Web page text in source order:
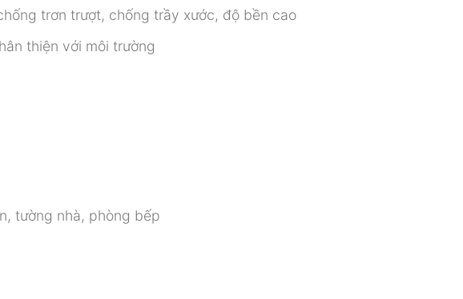
trơn trượt, chống trầy xước, độ bền cao
thiện với môi trường
tường nhà, phòng bếp